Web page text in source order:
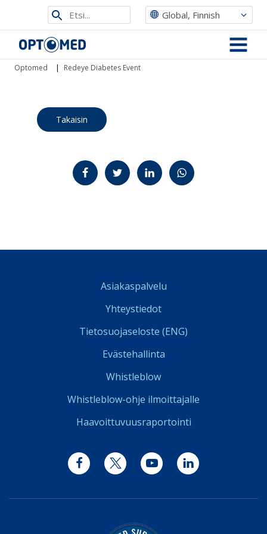
Etsi
sivustolta
Global, Finnish
Optomed MENU
Optomed | Redeye Diabetes Event
Takaisin
Jaa FacebookissaJaa TwitterissäJaa LinkedInissäJaa WhatsAppissa
Asiakaspalvelu
Yhteystiedot
Tietosuojaseloste (ENG)
Evästehallinta
Whistleblow
Whistleblow-ohje ilmoittajalle
Haavoittuvuusraportointi
FacebookTwitter YouTube LinkedIn